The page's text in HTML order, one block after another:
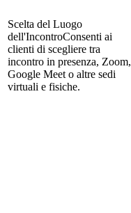
Scelta del Luogo
dell'IncontroConsenti ai
clienti di scegliere tra
incontro in presenza, Zoom,
Google Meet o altre sedi
virtuali e fisiche.